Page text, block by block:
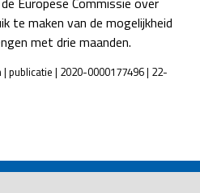
te maken van de mogelijkheid
met drie maanden.
publicatie | 2020-0000177496 | 22-